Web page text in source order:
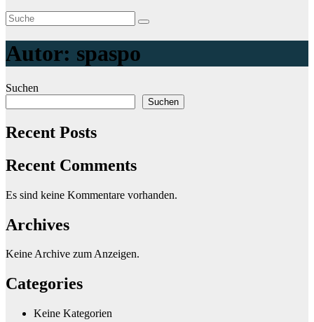
Autor: spaspo
Suchen
Suchen
Recent Posts
Recent Comments
Es sind keine Kommentare vorhanden.
Archives
Keine Archive zum Anzeigen.
Categories
Keine Kategorien